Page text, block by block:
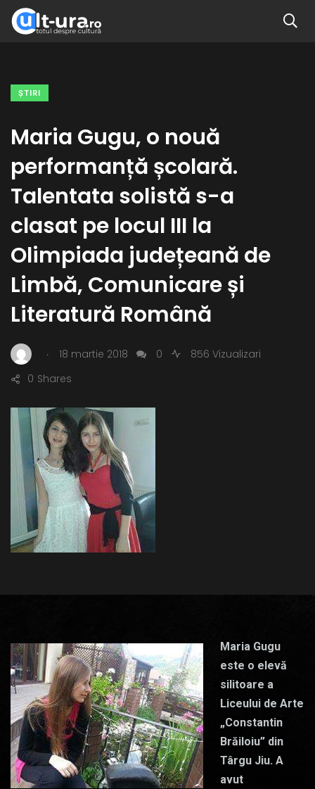
ŞTIRI
Maria Gugu, o nouă
performanță școlară.
Talentata solistă s-a
clasat pe locul III la
Olimpiada județeană de
Limbă, Comunicare și
Literatură Română
. 18 martie 2018 0
856 Vizualizari
Shares
0
Maria Gugu
este o elevă
silitoare a
Liceului de Arte
„Constantin
Brăiloiu” din
Târgu Jiu. A
avut